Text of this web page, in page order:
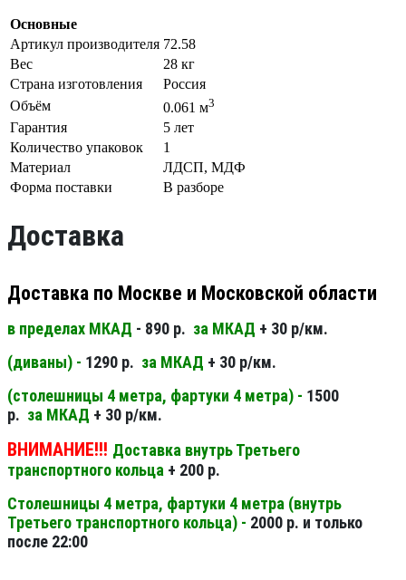
Основные
Артикул производителя 72.58
Вес
28 кг
Страна изготовления
Россия
Объём
0.061 м3
Гарантия
5 лет
Количество упаковок
1
Материал
ЛДСП, МДФ
Форма поставки
В разборе
Доставка
Доставка по Москве и Московской области
в пределах МКАД - 890 р. за МКАД + 30 р/км.
(диваны) - 1290 р. за МКАД + 30 р/км.
(столешницы 4 метра, фартуки 4 метра) - 1500
р. за МКАД + 30 р/км.
ВНИМАНИЕ!!! Доставка внутрь Третьего
транспортного кольца + 200 р.
Столешницы 4 метра, фартуки 4 метра (внутрь
Третьего транспортного кольца) - 2000 р. и только
после 22:00